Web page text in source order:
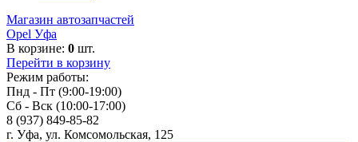
Магазин автозапчастей
Opel Уфа
В корзине: 0 шт.
Перейти в корзину
Режим работы:
Пнд - Пт (9:00-19:00)
Сб - Вск (10:00-17:00)
8 (937) 849-85-82
г. Уфа, ул. Комсомольская, 125